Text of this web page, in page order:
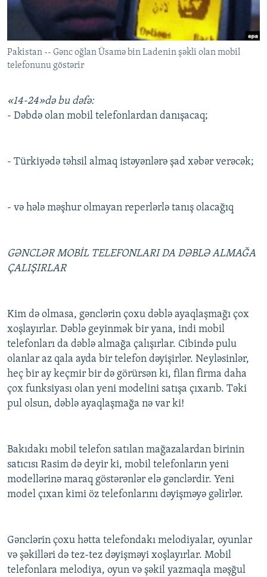
İNFOQRAFIKA
KARIKATURA
AZƏRBAYCAN ƏDƏBIYYATI KITABXANASI
İSLAM VƏ DEMOKRATIYA
İZ - MƏDƏNIYYƏT PROQRAMI
PEŞƏ ETIKASI VƏ JURNALISTIKA STANDARTLARIMIZ
MATERIALLARIMIZDAN ISTIFADƏ
BIZIMLƏ ƏLAQƏ
XƏBƏR BÜLLETENLƏRIMIZ
Pakistan -- Gənc oğlan Üsamə bin Ladenin şəkli olan mobil
telefonunu göstərir
«14-24»də bu dəfə:
- Dəbdə olan mobil telefonlardan danışacaq;
- Türkiyədə təhsil almaq istəyənlərə şad xəbər verəcək;
- və hələ məşhur olmayan reperlərlə tanış olacağıq
GƏNCLƏR MOBİL TELEFONLARI DA DƏBLƏ ALMAĞA
ÇALIŞIRLAR
Kim də olmasa, gənclərin çoxu dəblə ayaqlaşmağı çox
xoşlayırlar. Dəblə geyinmək bir yana, indi mobil
telefonları da dəblə almağa çalışırlar. Cibində pulu
olanlar az qala ayda bir telefon dəyişirlər. Neyləsinlər,
heç bir ay keçmir bir də görürsən ki, filan firma daha
çox funksiyası olan yeni modelini satışa çıxarıb. Təki
pul olsun, dəblə ayaqlaşmağa nə var ki!
Bakıdakı mobil telefon satılan mağazalardan birinin
satıcısı Rasim də deyir ki, mobil telefonların yeni
modellərinə maraq göstərənlər elə gənclərdir. Yeni
model çıxan kimi öz telefonlarını dəyişməyə gəlirlər.
Gənclərin çoxu hətta telefondakı melodiyalar, oyunlar
və şəkilləri də tez-tez dəyişməyi xoşlayırlar. Mobil
telefonlara melodiya, oyun və şəkil yazmaqla məşğul